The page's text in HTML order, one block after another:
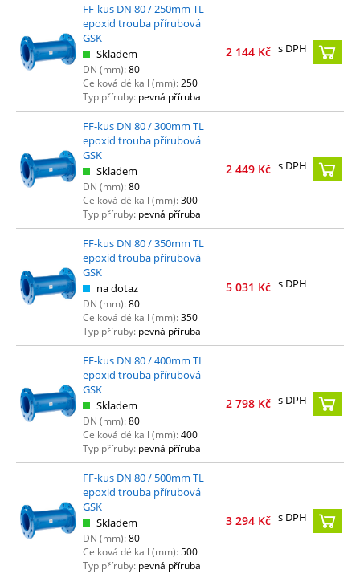
FF-kus DN 80 / 250mm TL
epoxid trouba přírubová
GSK
Skladem
DN (mm):80
Celková délka l (mm):250
Typ příruby: pevná příruba
2 144 Kč s DPH
FF-kus DN 80 / 300mm TL
epoxid trouba přírubová
GSK
Skladem
DN (mm):80
Celková délka l (mm):300
Typ příruby: pevná příruba
2 449 Kč s DPH
FF-kus DN 80 / 350mm TL
epoxid trouba přírubová
GSK
na dotaz
DN (mm):80
Celková délka l (mm):350
Typ příruby: pevná příruba
5 031 Kč s DPH
FF-kus DN 80 / 400mm TL
epoxid trouba přírubová
GSK
Skladem
DN (mm):80
Celková délka l (mm):400
Typ příruby: pevná příruba
2 798 Kč s DPH
FF-kus DN 80 / 500mm TL
epoxid trouba přírubová
GSK
Skladem
DN (mm):80
Celková délka l (mm):500
Typ příruby: pevná příruba
3 294 Kč s DPH